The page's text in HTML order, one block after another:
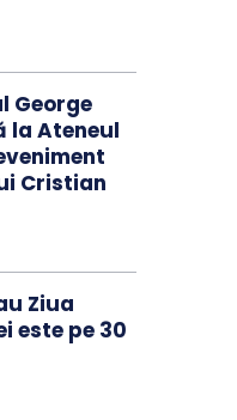
George
la Ateneul
Cristian
Ziua
este pe 30